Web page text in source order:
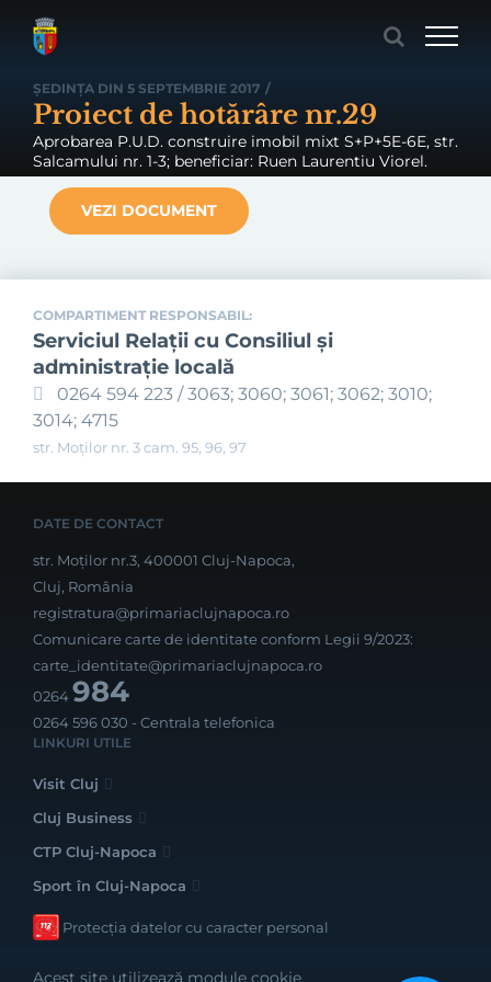
ȘEDINȚA DIN 5 SEPTEMBRIE 2017 /
Proiect de hotărâre nr.29
Aprobarea P.U.D. construire imobil mixt S+P+5E-6E, str.
Salcamului nr. 1-3; beneficiar: Ruen Laurentiu Viorel.
VEZI DOCUMENT
COMPARTIMENT RESPONSABIL:
Serviciul Relaţii cu Consiliul şi
administraţie locală
0264 594 223 / 3063; 3060; 3061; 3062; 3010;
3014; 4715
str. Moților nr. 3 cam. 95, 96, 97
DATE DE CONTACT
str. Moților nr.3, 400001 Cluj-Napoca,
Cluj, România
registratura@primariaclujnapoca.ro
Comunicare carte de identitate conform Legii 9/2023:
carte_identitate@primariaclujnapoca.ro
0264984
0264 596 030 - Centrala telefonica
LINKURI UTILE
Visit Cluj
Cluj Business
CTP Cluj-Napoca
Sport în Cluj-Napoca
Protecția datelor cu caracter personal
Acest site utilizează module cookie